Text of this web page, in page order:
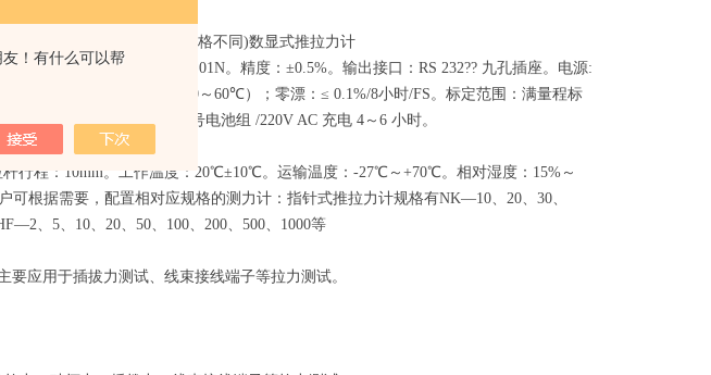
！有什么可以帮
指针式推拉力计NK—500,价格不同)数显式推拉力计
可自动转换)。分辨率：0.01N。精度：±0.5%。输出接口：RS 232?? 九孔插座。电源:
。稳定性:温漂：0.2uV/℃（0～60℃）；零漂：≤ 0.1%/8小时/FS。标定范围：满量程标
载：150%。供电方式：5 号电池组 /220V AC 充电 4～6 小时。
行程：10mm。工作温度：20℃±10℃。运输温度：-27℃～+70℃。相对湿度：15%～
可根据需要，配置相对应规格的测力计：指针式推拉力计规格有NK—10、20、30、
、5、10、20、50、100、200、500、1000等
要应用于插拔力测试、线束接线端子等拉力测试。